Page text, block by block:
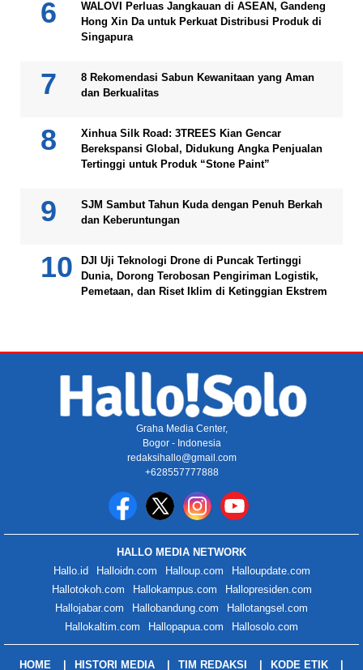
WALOVI Perluas Jangkauan di ASEAN, Gandeng
Hong Xin Da untuk Perkuat Distribusi Produk di
Singapura
8 Rekomendasi Sabun Kewanitaan yang Aman
dan Berkualitas
Xinhua Silk Road: 3TREES Kian Gencar
Berekspansi Global, Didukung Angka Penjualan
Tertinggi untuk Produk “Stone Paint”
SJM Sambut Tahun Kuda dengan Penuh Berkah
dan Keberuntungan
DJI Uji Teknologi Drone di Puncak Tertinggi
Dunia, Dorong Terobosan Pengiriman Logistik,
Pemetaan, dan Riset Iklim di Ketinggian Ekstrem
Graha Media Center,
Bogor - Indonesia
redaksihallo@gmail.com
+628557777888
HALLO MEDIA NETWORK
Hallo.id
Halloidn.com Halloup.com
Halloupdate.com
Hallotokoh.com
Hallokampus.com
Hallopresiden.com
Hallojabar.com
Hallobandung.com
Hallotangsel.com
Hallokaltim.com
Hallopapua.com Hallosolo.com
HOME HISTORI MEDIA TIM REDAKSI KODE ETIK